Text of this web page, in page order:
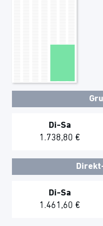
Di-Sa
1.738,80 €
Di-Sa
1.461,60 €